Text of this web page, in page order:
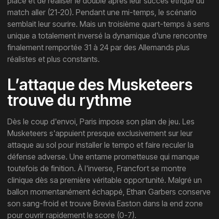
match aller (21-20). Pendant une mi-temps, le scénario
semblait leur sourire. Mais un troisième quart-temps à sens
unique a totalement inversé la dynamique d'une rencontre
finalement remportée 31 à 24 par des Allemands plus
réalistes et plus constants.
L’attaque des Musketeers
trouve du rythme
Dès le coup d'envoi, Paris impose son plan de jeu. Les
Musketeers s'appuient presque exclusivement sur leur
attaque au sol pour installer le tempo et faire reculer la
défense adverse. Une entame prometteuse qui manque
toutefois de finition. À l'inverse, Francfort se montre
clinique dès sa première véritable opportunité. Malgré un
ballon momentanément échappé, Ethan Garbers conserve
son sang-froid et trouve Brevia Easton dans la end zone
pour ouvrir rapidement le score (0-7).